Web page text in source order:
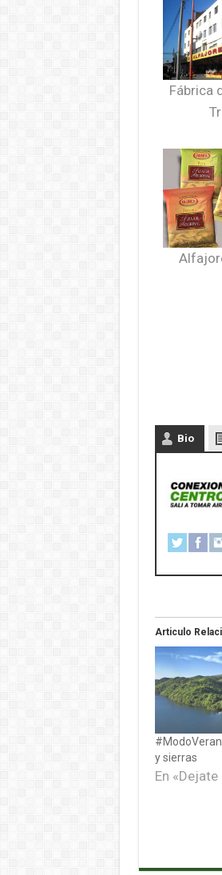
Fábrica
Bio
Articulo
y sierras
En «Dejate